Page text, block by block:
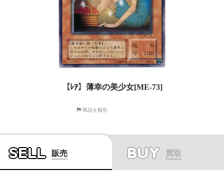
【ﾚｱ】薄幸の美少女[ME-73]
商品を報告
SELL 販売 BUY 買取